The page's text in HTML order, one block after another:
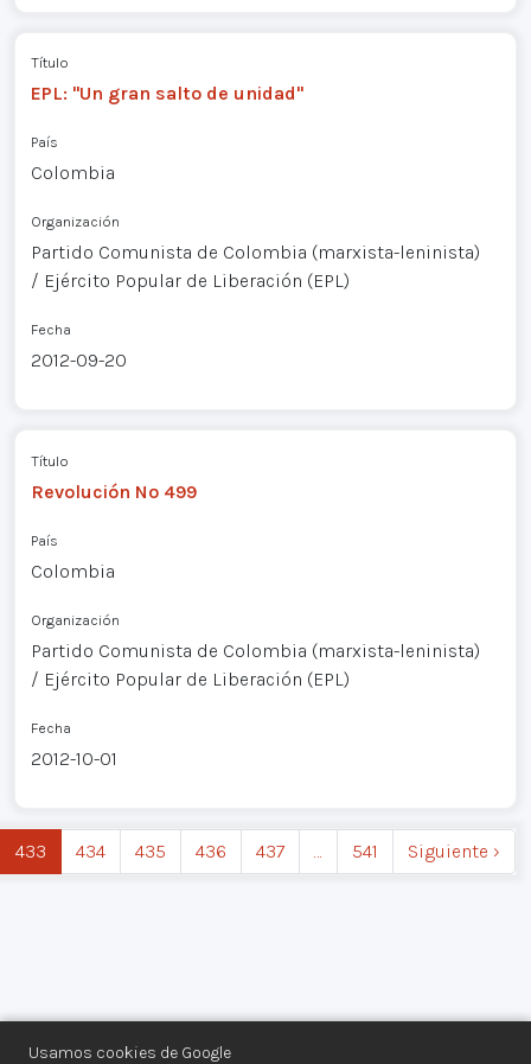
Usamos cookies de Google
Título
EPL: "Un gran salto de unidad"
País
Colombia
Organización
Partido Comunista de Colombia (marxista-leninista)
/ Ejército Popular de Liberación (EPL)
Fecha
2012-09-20
Título
Revolución Nº 499
País
Colombia
Organización
Partido Comunista de Colombia (marxista-leninista)
/ Ejército Popular de Liberación (EPL)
Fecha
2012-10-01
433 434 435 436 437 … 541 Siguiente ›